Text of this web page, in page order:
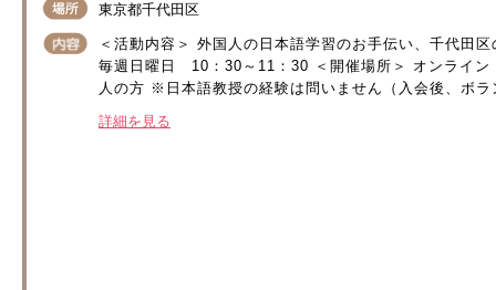
東京都千代田区
＜活動内容＞ 外国人の日本語学習のお手伝い、千代田
毎週日曜日 10：30～11：30 ＜開催場所＞ オンライ
人の方 ※日本語教授の経験は問いません（入会後、ボ
詳細を見る